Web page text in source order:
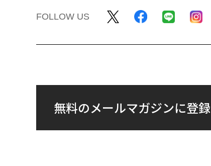
FOLLOW US
無料のメールマガジンに登録